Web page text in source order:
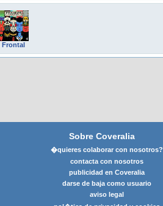
Frontal
Sobre Coveralia
�quieres colaborar con nosotros?
contacta con nosotros
publicidad en Coveralia
darse de baja como usuario
aviso legal